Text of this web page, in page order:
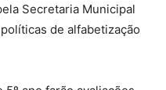
Secretaria Municipal
de alfabetização